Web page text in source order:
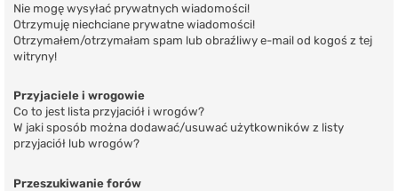
Nie mogę wysyłać prywatnych wiadomości!
Otrzymuję niechciane prywatne wiadomości!
Otrzymałem/otrzymałam spam lub obraźliwy e-mail od kogoś z tej
witryny!
Przyjaciele i wrogowie
Co to jest lista przyjaciół i wrogów?
W jaki sposób można dodawać/usuwać użytkowników z listy
przyjaciół lub wrogów?
Przeszukiwanie forów